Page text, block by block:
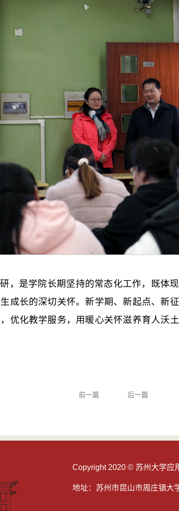
，是学院长期坚持的常态化工作，既体
成长的深切关怀。新学期、新起点、新
优化教学服务，用暖心关怀滋养育人沃
前一篇 后一篇
Copyright 2020 © 苏州大学应
地址：苏州市昆山市周庄镇大